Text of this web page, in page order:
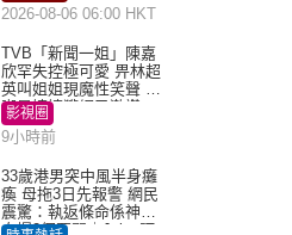
2026-08-06 06:00 HKT
TVB「新聞一姐」陳嘉
欣罕失控極可愛 畀林超
英叫姐姐現魔性笑聲 自
嘲是姨姨獲網民激讚
影視圈
9小時前
33歲港男突中風半身癱
瘓 母拖3日先報警 網民
震驚：執返條命係神蹟
自爆2個惡習｜Juicy叮